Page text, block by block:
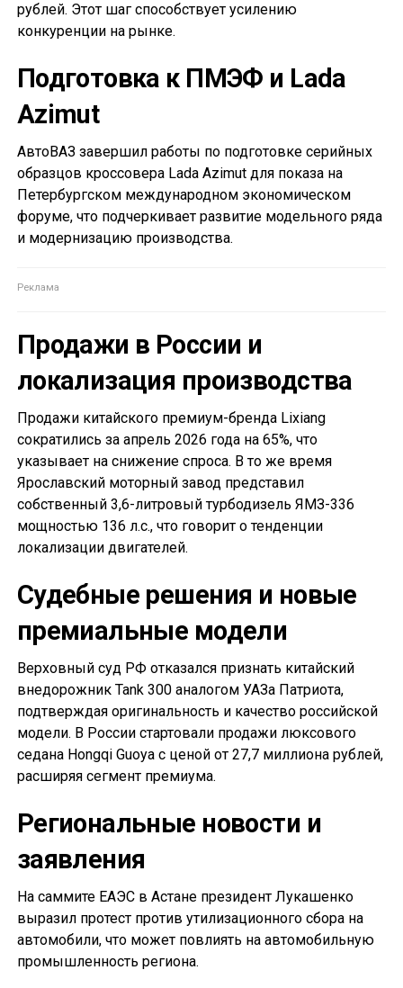
рублей. Этот шаг способствует усилению
конкуренции на рынке.
Подготовка к ПМЭФ и Lada
Azimut
АвтоВАЗ завершил работы по подготовке серийных
образцов кроссовера Lada Azimut для показа на
Петербургском международном экономическом
форуме, что подчеркивает развитие модельного ряда
и модернизацию производства.
Продажи в России и
локализация производства
Продажи китайского премиум-бренда Lixiang
сократились за апрель 2026 года на 65%, что
указывает на снижение спроса. В то же время
Ярославский моторный завод представил
собственный 3,6-литровый турбодизель ЯМЗ-336
мощностью 136 л.с., что говорит о тенденции
локализации двигателей.
Судебные решения и новые
премиальные модели
Верховный суд РФ отказался признать китайский
внедорожник Tank 300 аналогом УАЗа Патриота,
подтверждая оригинальность и качество российской
модели. В России стартовали продажи люксового
седана Hongqi Guoya с ценой от 27,7 миллиона рублей,
расширяя сегмент премиума.
Региональные новости и
заявления
На саммите ЕАЭС в Астане президент Лукашенко
выразил протест против утилизационного сбора на
автомобили, что может повлиять на автомобильную
промышленность региона.